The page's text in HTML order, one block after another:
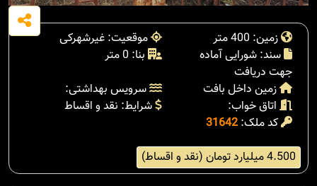
زمین: 400 متر
موقعیت: غیرشهرکی
سند: شورایی آماده
جهت دریافت
بنا: 0 متر
زمین داخل بافت
سرویس بهداشتی:
اتاق خواب:
شرایط: نقد و اقساط
کد ملک: 31642
4.500 میلیارد تومان (نقد و اقساط)